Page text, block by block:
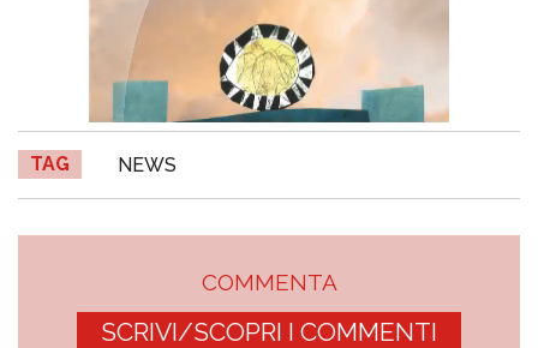
TAG NEWS
COMMENTA
SCRIVI/SCOPRI I COMMENTI